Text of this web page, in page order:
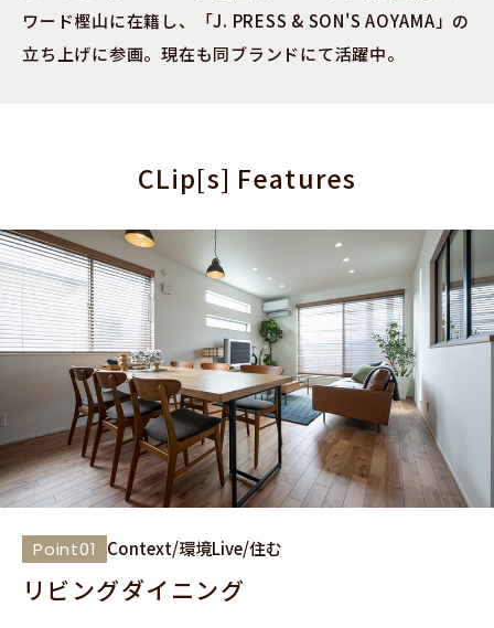
ワード樫山に在籍し、「J. PRESS & SON'S AOYAMA」の
立ち上げに参画。現在も同ブランドにて活躍中。
CLip[s] Features
Point01 Context/環境Live/住む
リビングダイニング